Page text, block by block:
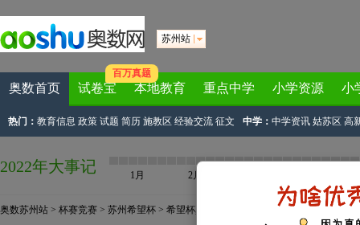
苏州站
奥数首页 试卷宝
百万真题
本地教育 重点中学 小学资源 小
热门： 教育信息 政策 试题 简历 施教区 经验交流 征文 中学： 中学资讯 姑苏区 高
2022年大事记 1月 2月
奥数苏州站 > 杯赛竞赛 > 苏州希望杯 > 希望杯真题